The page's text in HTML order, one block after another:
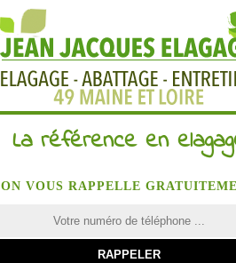
La référence en
ON VOUS RAPPELLE